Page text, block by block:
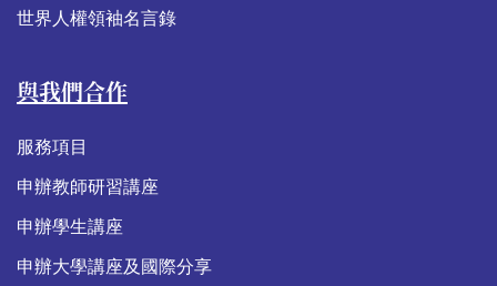
世界人權領袖名言錄
與我們合作
服務項目
申辦教師研習講座
申辦學生講座
申辦大學講座及國際分享